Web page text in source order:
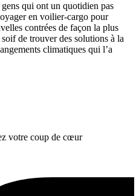
qui ont un quotidien pas
en voilier-cargo pour
contrées de façon la plus
de trouver des solutions à la
climatiques qui l’a
votre coup de cœur